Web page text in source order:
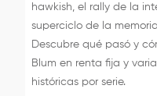
hawkish, el rally de la
superciclo de la
Descubre qué pasó y
Blum en renta fija y
históricas por serie.